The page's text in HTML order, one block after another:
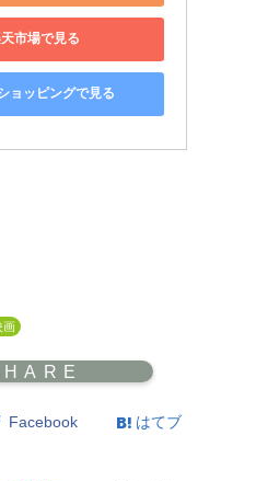
市場で見る
ョッピングで見る
画
Facebook はてブ